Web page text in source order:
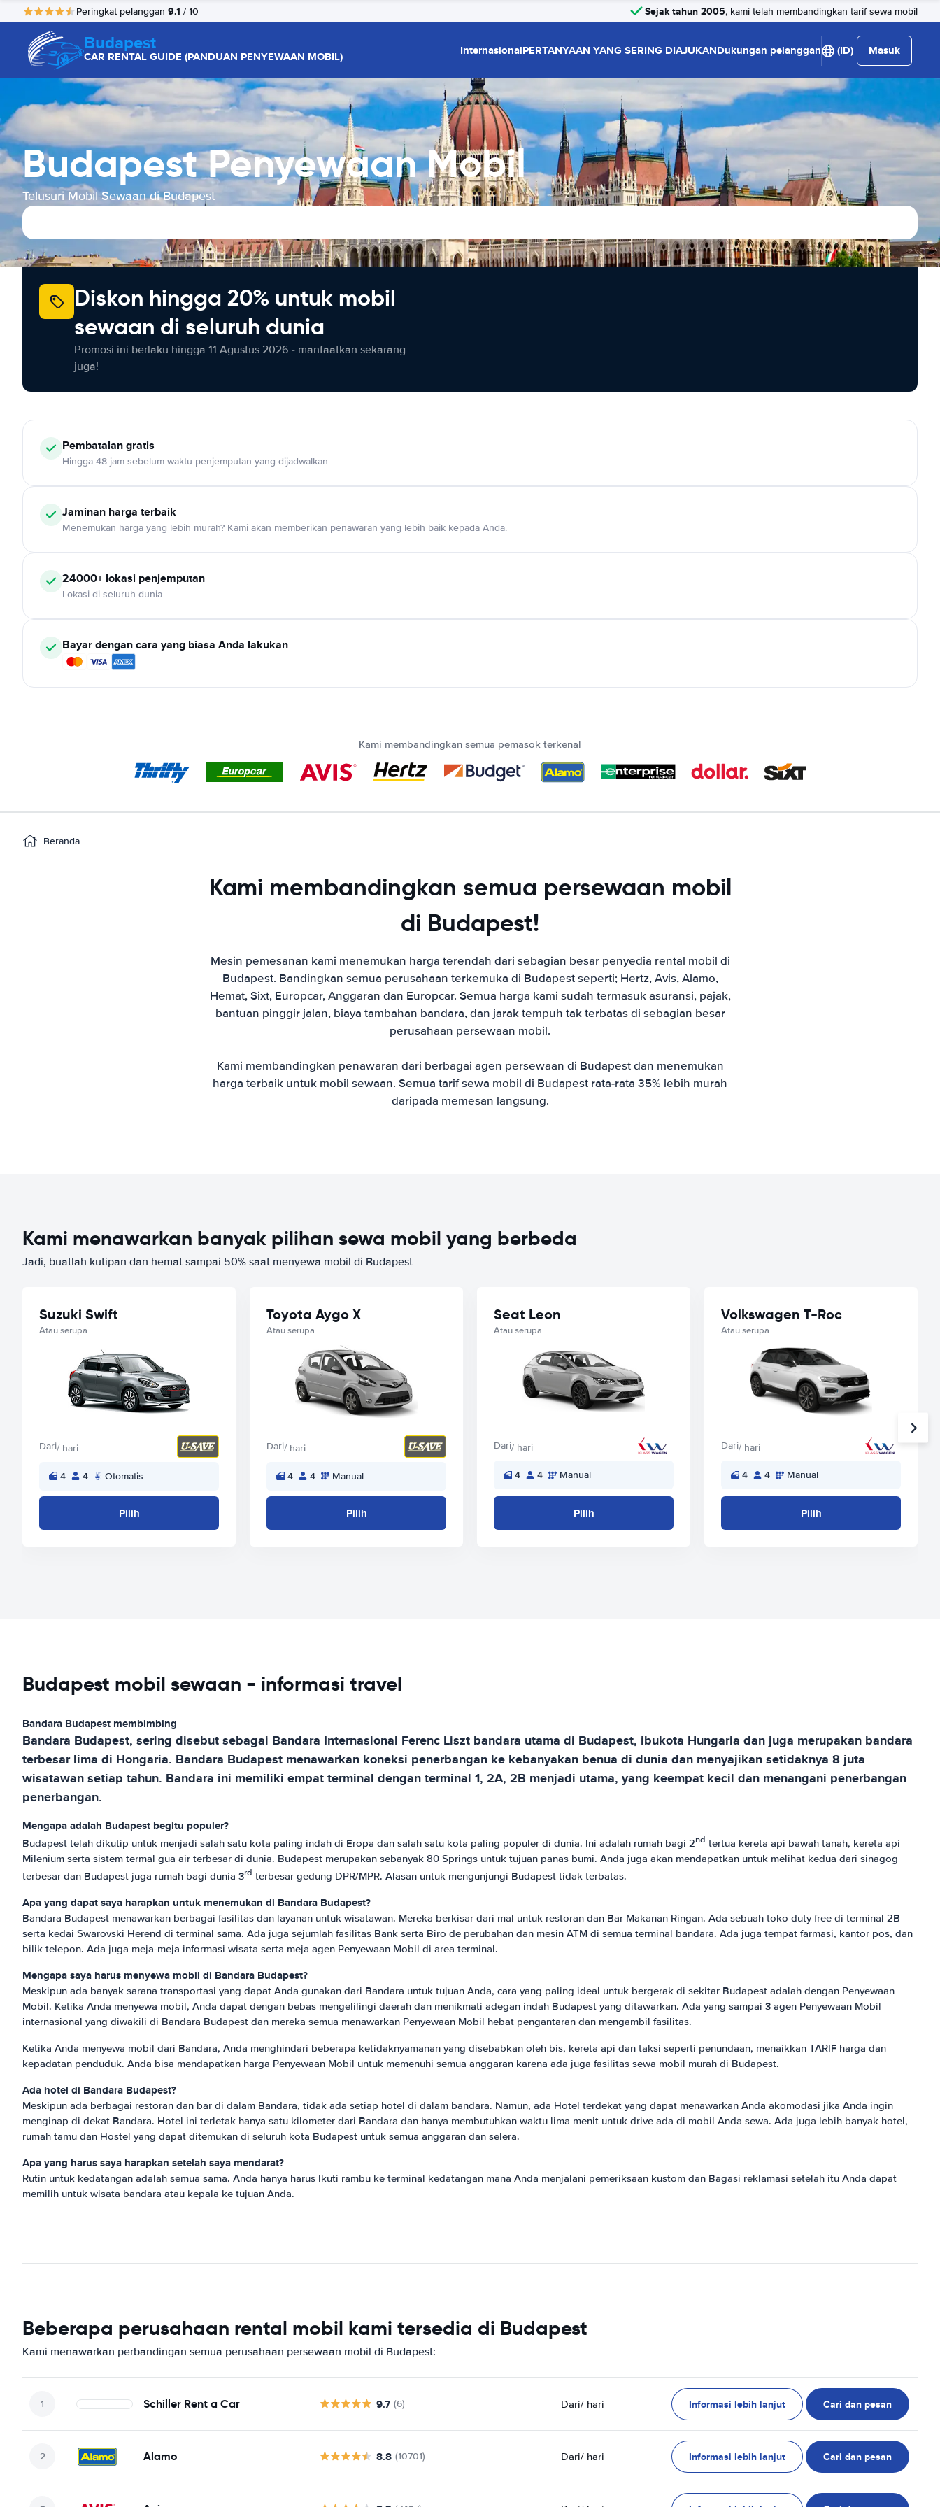
Peringkat pelanggan 9.1 / 10 Sejak tahun 2005, kami telah membandingkan tarif sewa mobil
Budapest
CAR RENTAL GUIDE (PANDUAN PENYEWAAN MOBIL) InternasionalPERTANYAAN YANG SERING DIAJUKANDukungan pelanggan (ID) Masuk
Budapest Penyewaan Mobil
Telusuri Mobil Sewaan di Budapest
Diskon hingga 20% untuk mobil
sewaan di seluruh dunia
Promosi ini berlaku hingga 11 Agustus 2026 - manfaatkan sekarang
juga!
Pembatalan gratis
Hingga 48 jam sebelum waktu penjemputan yang dijadwalkan
Jaminan harga terbaik
Menemukan harga yang lebih murah? Kami akan memberikan penawaran yang lebih baik kepada Anda.
24000+ lokasi penjemputan
Lokasi di seluruh dunia
Bayar dengan cara yang biasa Anda lakukan
Kami membandingkan semua pemasok terkenal
Beranda
Kami membandingkan semua persewaan mobil
di Budapest!
Mesin pemesanan kami menemukan harga terendah dari sebagian besar penyedia rental mobil di
Budapest. Bandingkan semua perusahaan terkemuka di Budapest seperti; Hertz, Avis, Alamo,
Hemat, Sixt, Europcar, Anggaran dan Europcar. Semua harga kami sudah termasuk asuransi, pajak,
bantuan pinggir jalan, biaya tambahan bandara, dan jarak tempuh tak terbatas di sebagian besar
perusahaan persewaan mobil.
Kami membandingkan penawaran dari berbagai agen persewaan di Budapest dan menemukan
harga terbaik untuk mobil sewaan. Semua tarif sewa mobil di Budapest rata-rata 35% lebih murah
daripada memesan langsung.
Kami menawarkan banyak pilihan sewa mobil yang berbeda
Jadi, buatlah kutipan dan hemat sampai 50% saat menyewa mobil di Budapest
Suzuki Swift
Atau serupa
Dari/ hari
4 4 Otomatis
Pilih
Toyota Aygo X
Atau serupa
Dari/ hari
4 4 Manual
Pilih
Seat Leon
Atau serupa
Dari/ hari
4 4 Manual
Pilih
Volkswagen T-Roc
Atau serupa
Dari/ hari
4 4 Manual
Pilih
Budapest mobil sewaan - informasi travel
Bandara Budapest membimbing
Bandara Budapest, sering disebut sebagai Bandara Internasional Ferenc Liszt bandara utama di Budapest, ibukota Hungaria dan juga merupakan bandara
terbesar lima di Hongaria. Bandara Budapest menawarkan koneksi penerbangan ke kebanyakan benua di dunia dan menyajikan setidaknya 8 juta
wisatawan setiap tahun. Bandara ini memiliki empat terminal dengan terminal 1, 2A, 2B menjadi utama, yang keempat kecil dan menangani penerbangan
penerbangan.
Mengapa adalah Budapest begitu populer?
Budapest telah dikutip untuk menjadi salah satu kota paling indah di Eropa dan salah satu kota paling populer di dunia. Ini adalah rumah bagi 2nd tertua kereta api bawah tanah, kereta api
Milenium serta sistem termal gua air terbesar di dunia. Budapest merupakan sebanyak 80 Springs untuk tujuan panas bumi. Anda juga akan mendapatkan untuk melihat kedua dari sinagog
terbesar dan Budapest juga rumah bagi dunia 3rd terbesar gedung DPR/MPR. Alasan untuk mengunjungi Budapest tidak terbatas.
Apa yang dapat saya harapkan untuk menemukan di Bandara Budapest?
Bandara Budapest menawarkan berbagai fasilitas dan layanan untuk wisatawan. Mereka berkisar dari mal untuk restoran dan Bar Makanan Ringan. Ada sebuah toko duty free di terminal 2B
serta kedai Swarovski Herend di terminal sama. Ada juga sejumlah fasilitas Bank serta Biro de perubahan dan mesin ATM di semua terminal bandara. Ada juga tempat farmasi, kantor pos, dan
bilik telepon. Ada juga meja-meja informasi wisata serta meja agen Penyewaan Mobil di area terminal.
Mengapa saya harus menyewa mobil di Bandara Budapest?
Meskipun ada banyak sarana transportasi yang dapat Anda gunakan dari Bandara untuk tujuan Anda, cara yang paling ideal untuk bergerak di sekitar Budapest adalah dengan Penyewaan
Mobil. Ketika Anda menyewa mobil, Anda dapat dengan bebas mengelilingi daerah dan menikmati adegan indah Budapest yang ditawarkan. Ada yang sampai 3 agen Penyewaan Mobil
internasional yang diwakili di Bandara Budapest dan mereka semua menawarkan Penyewaan Mobil hebat pengantaran dan mengambil fasilitas.
Ketika Anda menyewa mobil dari Bandara, Anda menghindari beberapa ketidaknyamanan yang disebabkan oleh bis, kereta api dan taksi seperti penundaan, menaikkan TARIF harga dan
kepadatan penduduk. Anda bisa mendapatkan harga Penyewaan Mobil untuk memenuhi semua anggaran karena ada juga fasilitas sewa mobil murah di Budapest.
Ada hotel di Bandara Budapest?
Meskipun ada berbagai restoran dan bar di dalam Bandara, tidak ada setiap hotel di dalam bandara. Namun, ada Hotel terdekat yang dapat menawarkan Anda akomodasi jika Anda ingin
menginap di dekat Bandara. Hotel ini terletak hanya satu kilometer dari Bandara dan hanya membutuhkan waktu lima menit untuk drive ada di mobil Anda sewa. Ada juga lebih banyak hotel,
rumah tamu dan Hostel yang dapat ditemukan di seluruh kota Budapest untuk semua anggaran dan selera.
Apa yang harus saya harapkan setelah saya mendarat?
Rutin untuk kedatangan adalah semua sama. Anda hanya harus Ikuti rambu ke terminal kedatangan mana Anda menjalani pemeriksaan kustom dan Bagasi reklamasi setelah itu Anda dapat
memilih untuk wisata bandara atau kepala ke tujuan Anda.
Beberapa perusahaan rental mobil kami tersedia di Budapest
Kami menawarkan perbandingan semua perusahaan persewaan mobil di Budapest:
Schiller Rent a Car 9.7 (6) Dari/ hari Informasi lebih lanjut Cari dan pesan
Alamo 8.8 (10701) Dari/ hari Informasi lebih lanjut Cari dan pesan